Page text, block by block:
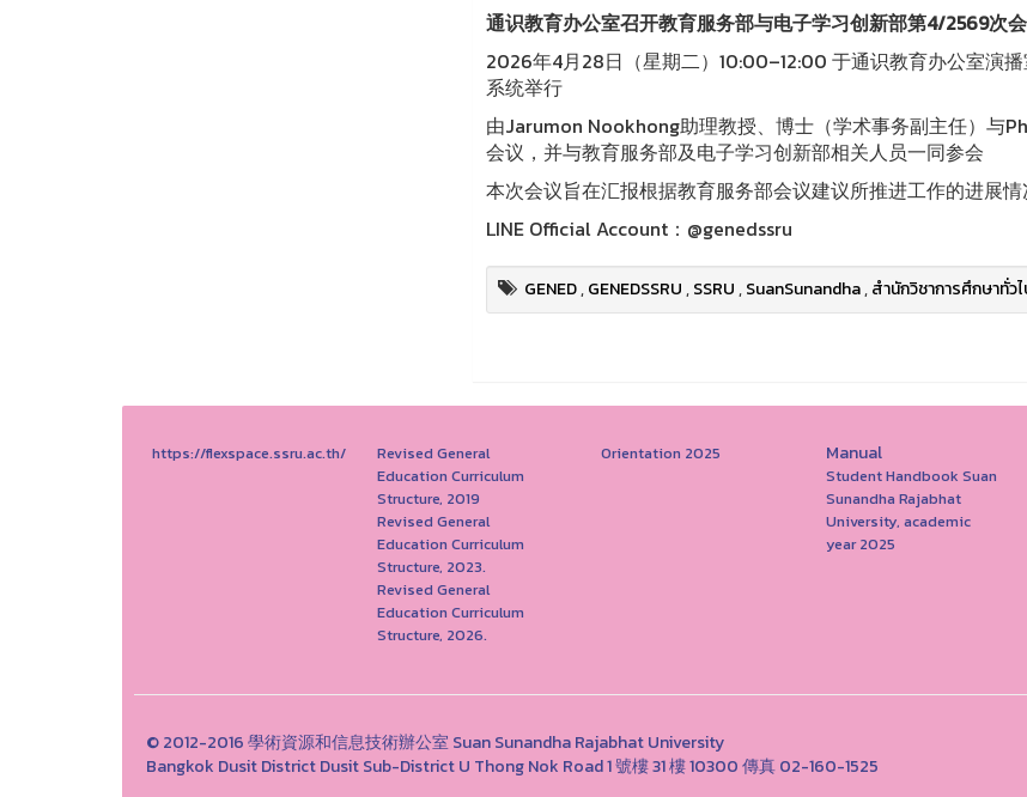
通识教育办公室召开教育服务部与电子学习创新部第4/2569次
2026年4月28日（星期二）10:00–12:00 于通识教育办公室演
系统举行
由Jarumon Nookhong助理教授、博士（学术事务副主任）与
会议，并与教育服务部及电子学习创新部相关人员一同参会
本次会议旨在汇报根据教育服务部会议建议所推进工作的进展
LINE Official Account：@genedssru
GENED,GENEDSSRU,SSRU,SuanSunandha,สำนักวิชาการศึกษาทั่
https://flexspace.ssru.ac.th/
Revised General
Education Curriculum
Structure, 2019
Revised General
Education Curriculum
Structure, 2023.
Revised General
Education Curriculum
Structure, 2026.
Orientation 2025 Manual
Student Handbook Suan
Sunandha Rajabhat
University, academic
year 2025
© 2012-2016 學術資源和信息技術辦公室 Suan Sunandha Rajabhat University
Bangkok Dusit District Dusit Sub-District U Thong Nok Road 1 號樓 31 樓 10300 傳真 02-160-1525